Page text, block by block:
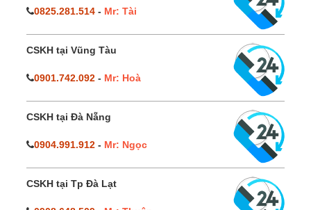
0825.281.514 - Mr: Tài
CSKH tại Vũng Tàu
0901.742.092 - Mr: Hoà
CSKH tại Đà Nẵng
0904.991.912 - Mr: Ngọc
CSKH tại Tp Đà Lạt